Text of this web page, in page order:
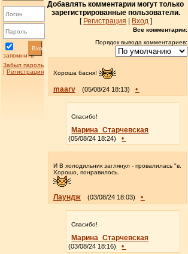
запомнить
Вход
Забыл пароль
| Регистрация
Добавлять комментарии могут только
зарегистрированные пользователи.
[ Регистрация Вход]
Все комментарии:
Порядок вывода комментариев:
Хороша басня!
maarv (05/08/24 18:13) •
Спасибо!
Марина_Старчевская
(05/08/24 18:24) •
И В холодильник заглянул - провалилась "в.
Хорошо, понравилось.
Лаундж (03/08/24 18:03) •
Спасибо!
Марина_Старчевская
(03/08/24 18:16) •